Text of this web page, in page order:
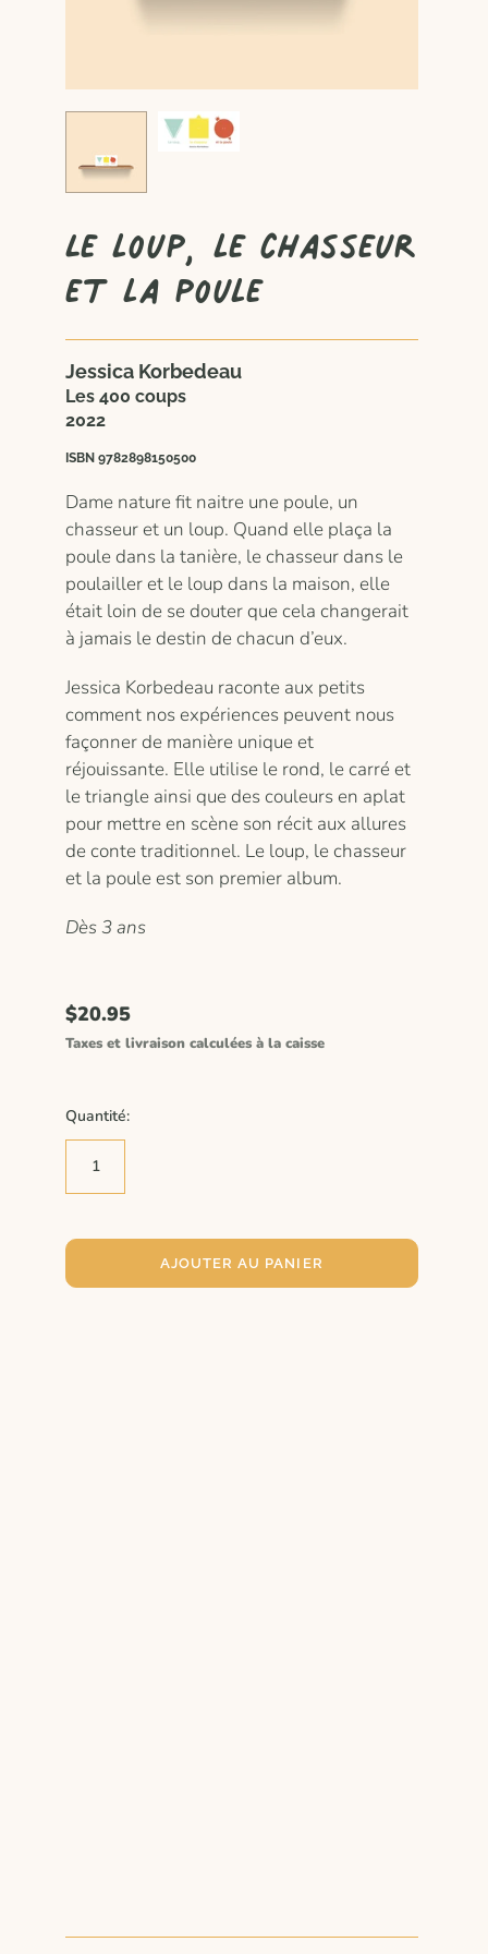
Le loup, le chasseur
et la poule
Jessica Korbedeau
Les 400 coups
2022
ISBN 9782898150500
Dame nature fit naitre une poule, un
chasseur et un loup. Quand elle plaça la
poule dans la tanière, le chasseur dans le
poulailler et le loup dans la maison, elle
était loin de se douter que cela changerait
à jamais le destin de chacun d’eux.
Jessica Korbedeau raconte aux petits
comment nos expériences peuvent nous
façonner de manière unique et
réjouissante. Elle utilise le rond, le carré et
le triangle ainsi que des couleurs en aplat
pour mettre en scène son récit aux allures
de conte traditionnel. Le loup, le chasseur
et la poule est son premier album.
Dès 3 ans
$20.95
Taxes et livraison calculées à la caisse
Quantité:
AJOUTER AU PANIER